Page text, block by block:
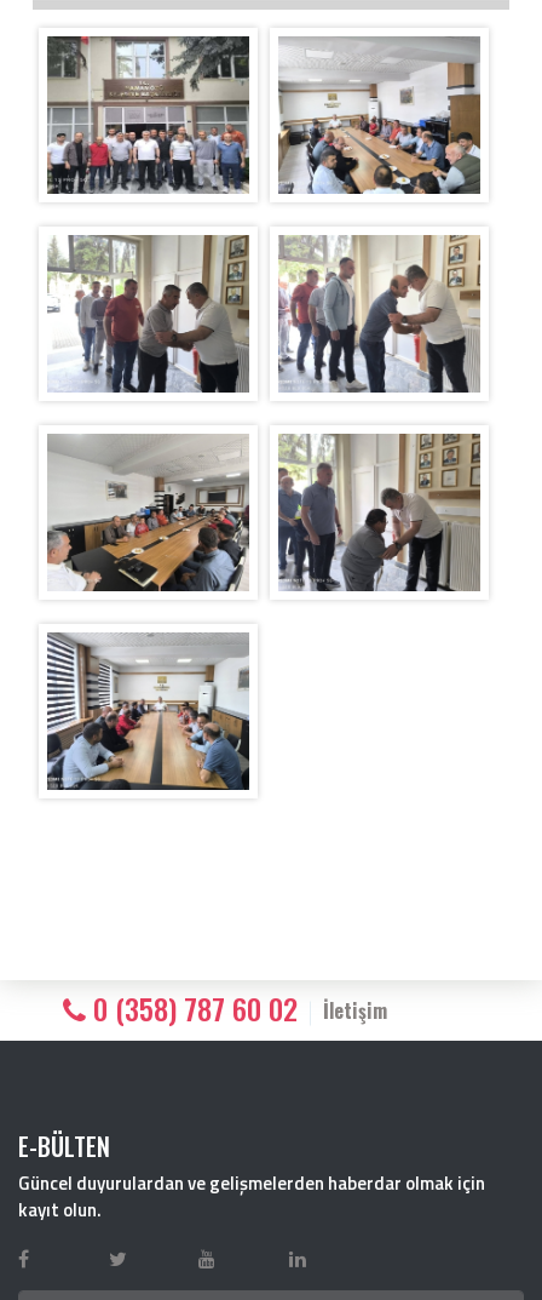
0 (358) 787 60 02 İletişim
E-BÜLTEN
Güncel duyurulardan ve gelişmelerden haberdar olmak için
kayıt olun.